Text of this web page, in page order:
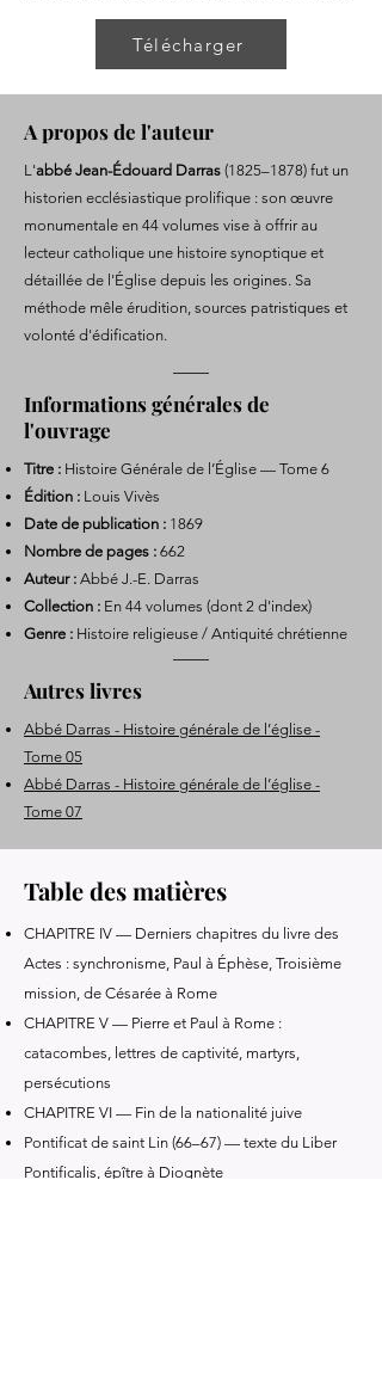
Télécharger
A propos de l'auteur
L'abbé Jean-Édouard Darras (1825–1878) fut un
historien ecclésiastique prolifique : son œuvre
monumentale en 44 volumes vise à offrir au
lecteur catholique une histoire synoptique et
détaillée de l'Église depuis les origines. Sa
méthode mêle érudition, sources patristiques et
volonté d'édification.
Informations générales de
l'ouvrage
Titre : Histoire Générale de l’Église — Tome 6
Édition : Louis Vivès
Date de publication : 1869
Nombre de pages : 662
Auteur : Abbé J.-E. Darras
Collection : En 44 volumes (dont 2 d'index)
Genre : Histoire religieuse / Antiquité chrétienne
Autres livres
Abbé Darras - Histoire générale de l’église -
Tome 05
Abbé Darras - Histoire générale de l’église -
Tome 07
Table des matières
CHAPITRE IV — Derniers chapitres du livre des
Actes : synchronisme, Paul à Éphèse, Troisième
mission, de Césarée à Rome
CHAPITRE V — Pierre et Paul à Rome :
catacombes, lettres de captivité, martyrs,
persécutions
CHAPITRE VI — Fin de la nationalité juive
Pontificat de saint Lin (66–67) — texte du Liber
Pontificalis, épître à Diognète